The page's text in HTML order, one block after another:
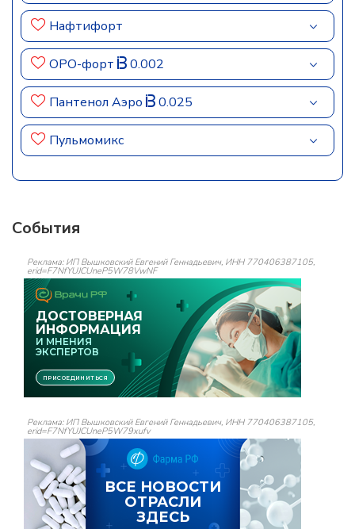
Нафтифорт
ОРО-форт 0.002
Пантенол Аэро 0.025
Пульмомикс
События
Реклама: ИП Вышковский Евгений Геннадьевич, ИНН 770406387105,
erid=F7NfYUJCUneP5W78VwNF
Реклама: ИП Вышковский Евгений Геннадьевич, ИНН 770406387105,
erid=F7NfYUJCUneP5W79xufv